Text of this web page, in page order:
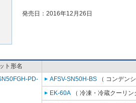
発売日：2016年12月26日
ト形名
PD-
AFSV-SN50H-BS （ コンデン
EK-60A （ 冷凍・冷蔵クーリ